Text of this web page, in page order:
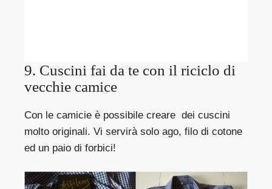
9. Cuscini fai da te con il riciclo di
vecchie camice
Con le camicie è possibile creare dei cuscini
molto originali. Vi servirà solo ago, filo di cotone
ed un paio di forbici!